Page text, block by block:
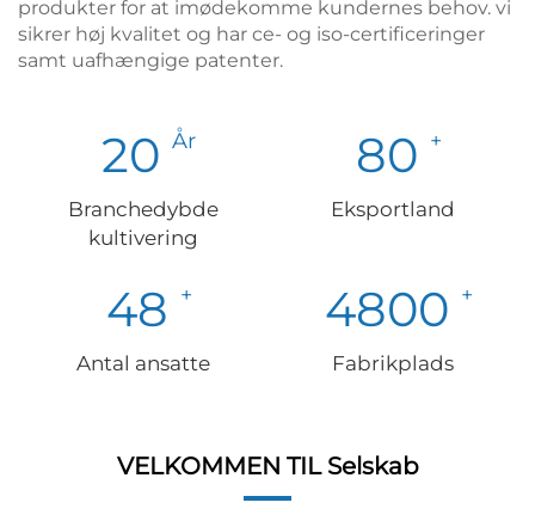
produkter for at imødekomme kundernes behov. vi
sikrer høj kvalitet og har ce- og iso-certificeringer
samt uafhængige patenter.
20
Branchedybde
kultivering
80
Eksportland
61
Antal ansatte
6133
Fabrikplads
VELKOMMEN TIL Selskab